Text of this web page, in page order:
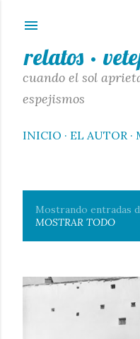
relatos ·
cuando el sol
espejismos
INICIO EL AUTOR
E
n
t
Mostrando entradas
MOSTRAR TODO